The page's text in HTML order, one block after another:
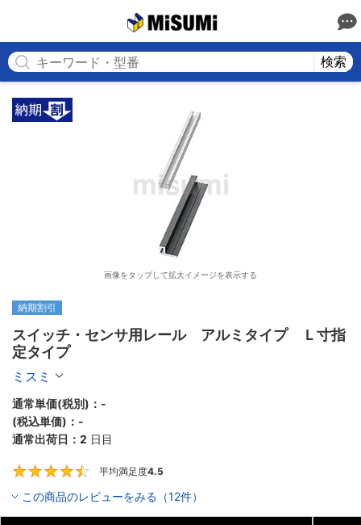
検索
画像をタップして拡大イメージを表示する
納期割引
スイッチ・センサ用レール　アルミタイプ　Ｌ寸指
定タイプ
ミスミ
通常単価(税別)： -
(税込単価)： -
通常出荷日： 2 日目
平均満足度4.5
この商品のレビューをみる（12件）